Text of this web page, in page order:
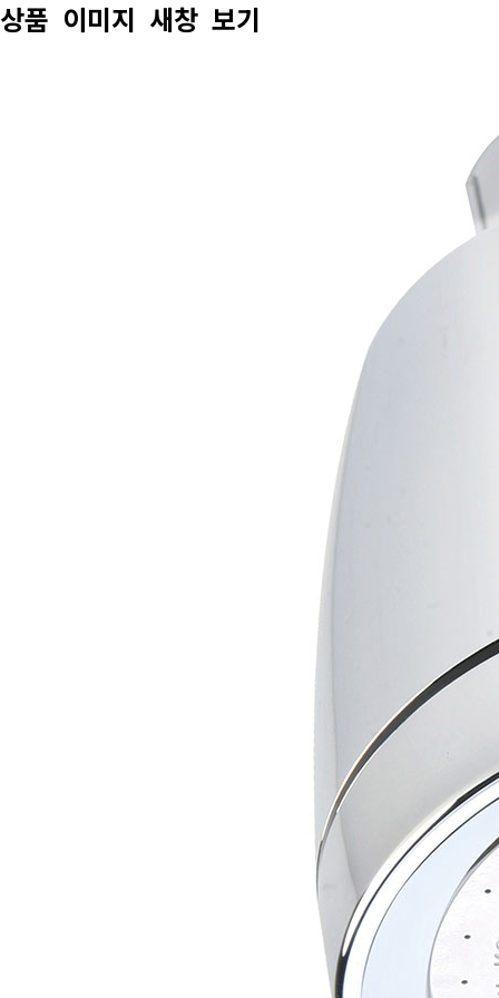
상품 이미지 새창 보기